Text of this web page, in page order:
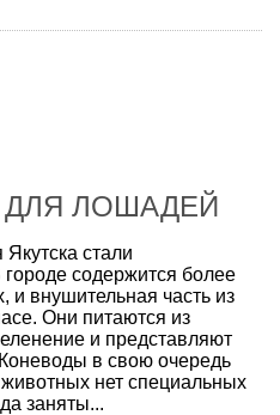
ДЛЯ ЛОШАДЕЙ
стали
содержится более
и внушительная часть из
Они питаются из
и представляют
в свою очередь
нет специальных
заняты...